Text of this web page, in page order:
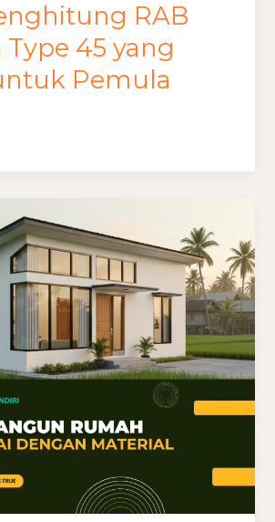
RAB
45 yang
Pemula